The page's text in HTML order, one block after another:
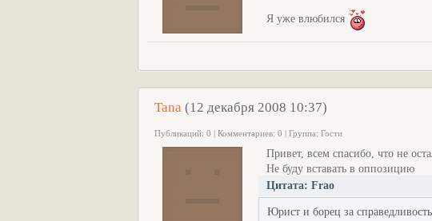
Я уже влюбился
Tana (12 декабря 2008 10:37)
Публикаций: 0 | Комментариев: 0 | Группа: Гости
Привет, всем спасибо, что не
Не буду вставать в оппозицию
Цитата: Frao
Юрист и борец за